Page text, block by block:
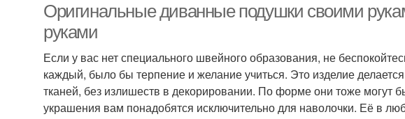
Оригинальные диванные подушки своими
руками
Если у вас нет специального швейного образования, не
каждый, было бы терпение и желание учиться. Это изделие
тканей, без излишеств в декорировании. По форме они тоже могут
украшения вам понадобятся исключительно для наволочки. Её в